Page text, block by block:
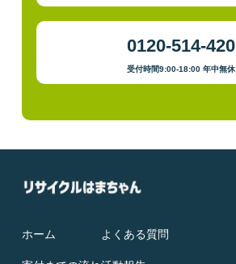
0120-514-420
受付時間9:00-18:00 年中無休
ホーム よくある質問